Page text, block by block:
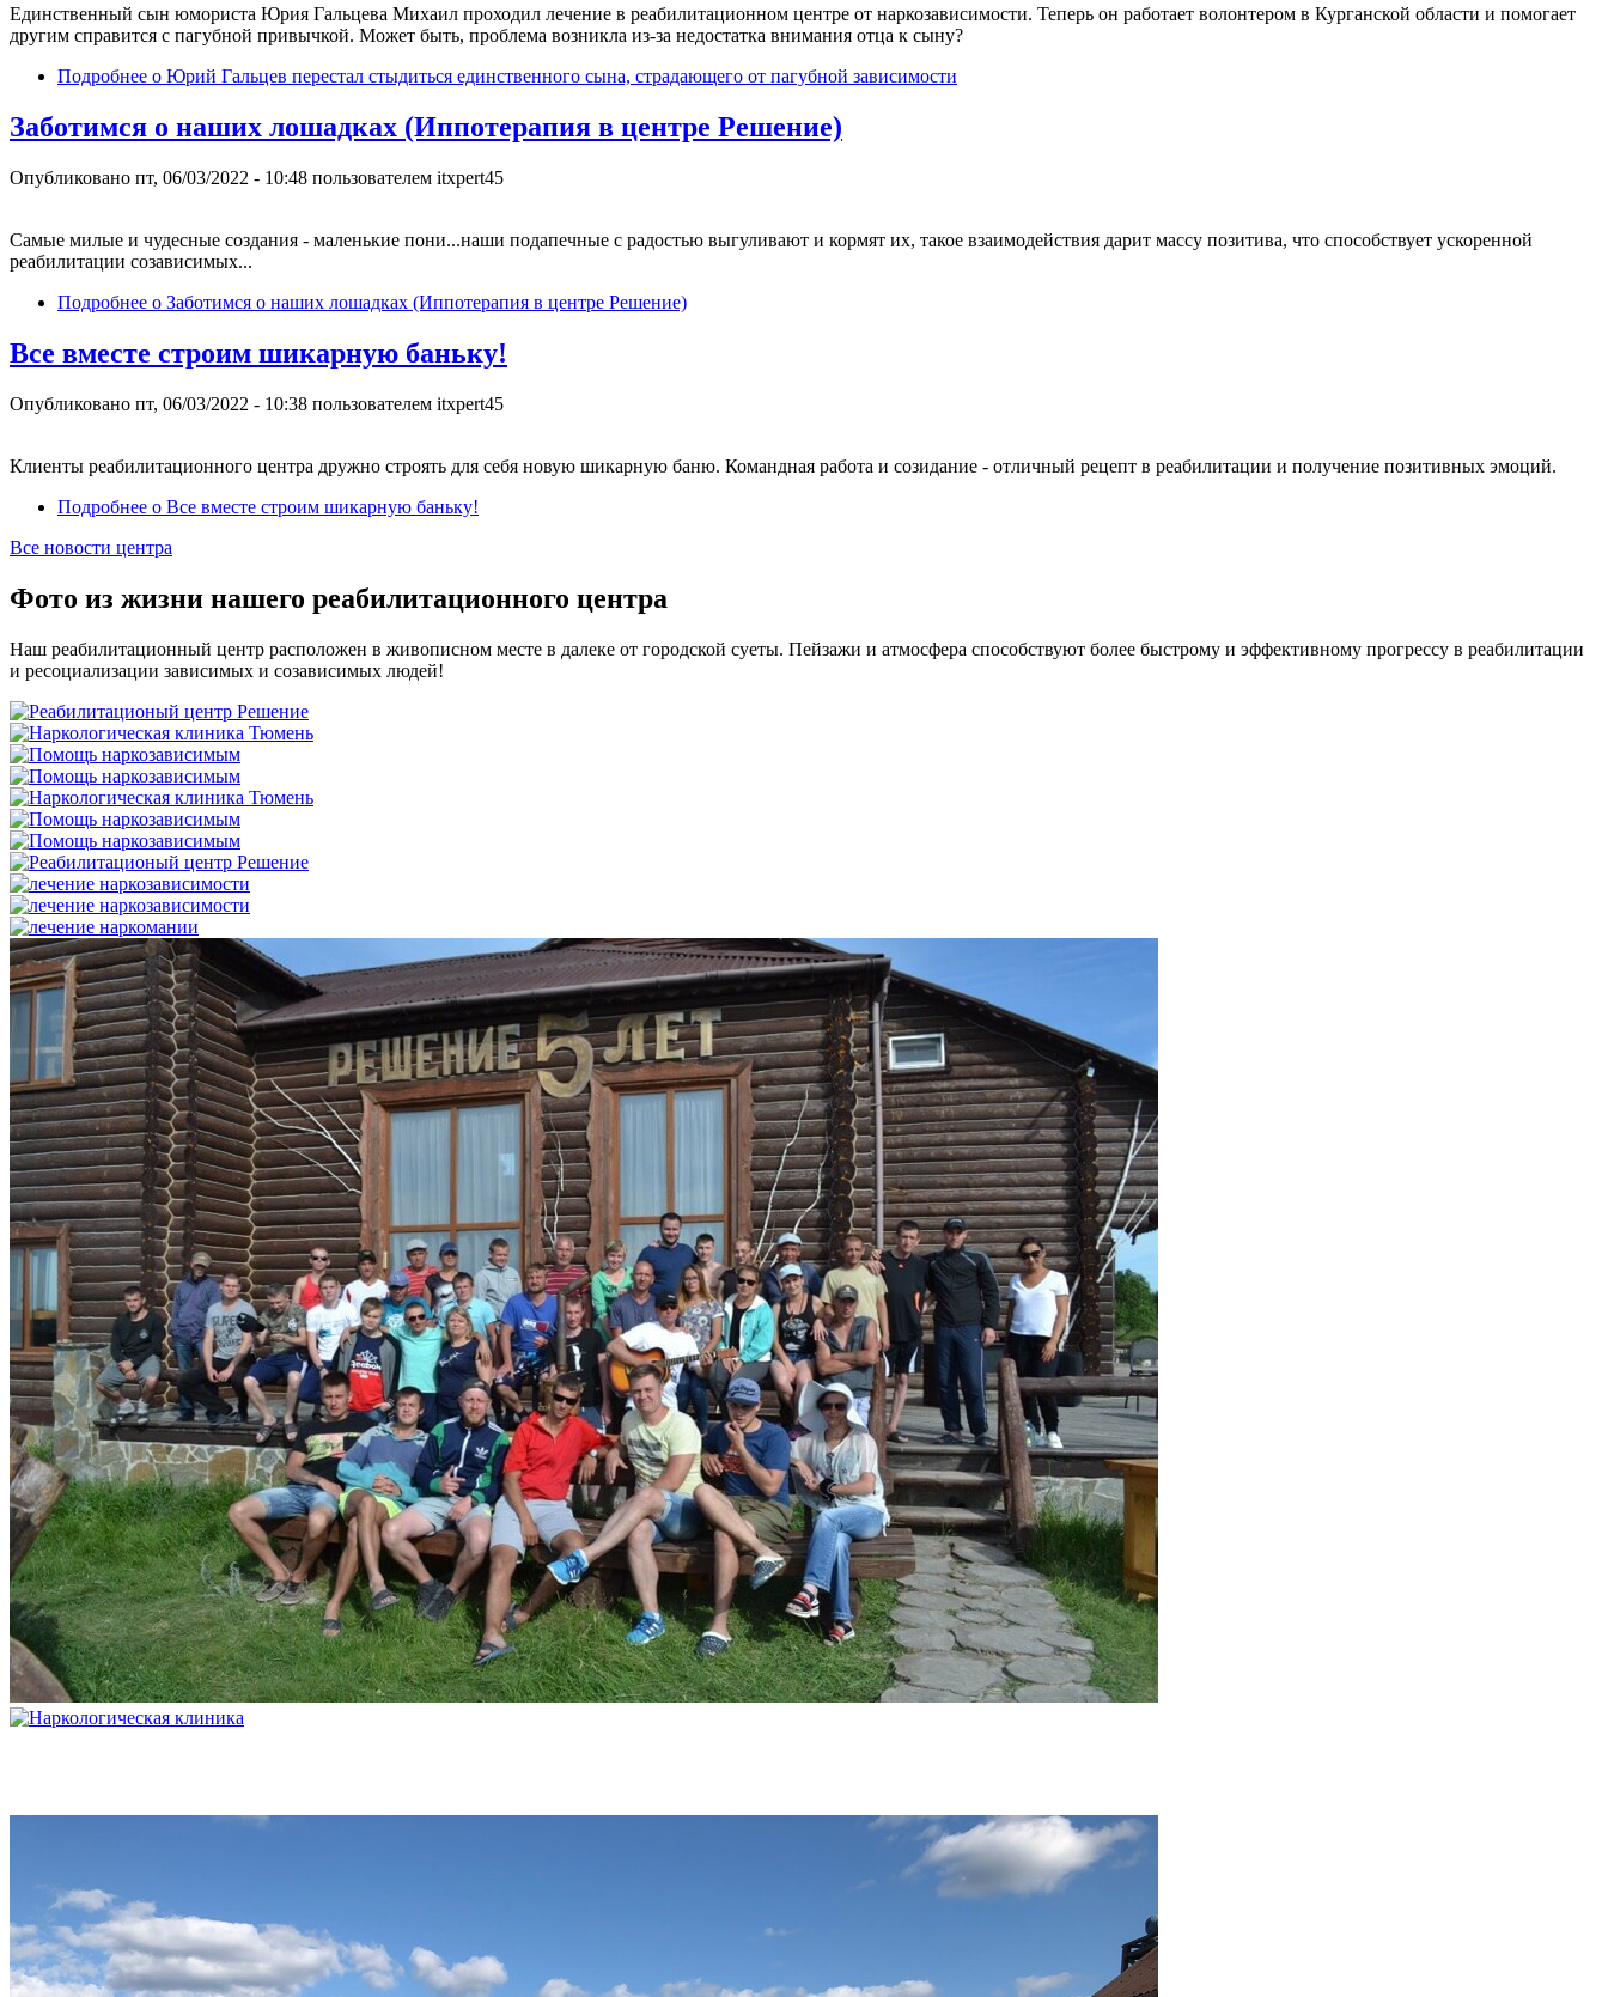
Единственный сын юмориста Юрия Гальцева Михаил проходил лечение в реабилитационном центре от наркозависимости. Теперь он работает волонтером в Курганской области и помогает
другим справится с пагубной привычкой. Может быть, проблема возникла из-за недостатка внимания отца к сыну?
Подробнее о Юрий Гальцев перестал стыдиться единственного сына, страдающего от пагубной зависимости
Заботимся о наших лошадках (Иппотерапия в центре Решение)
Опубликовано пт, 06/03/2022 - 10:48 пользователем itxpert45
Самые милые и чудесные создания - маленькие пони...наши подапечные с радостью выгуливают и кормят их, такое взаимодействия дарит массу позитива, что способствует ускоренной
реабилитации созависимых...
Подробнее о Заботимся о наших лошадках (Иппотерапия в центре Решение)
Все вместе строим шикарную баньку!
Опубликовано пт, 06/03/2022 - 10:38 пользователем itxpert45
Клиенты реабилитационного центра дружно строять для себя новую шикарную баню. Командная работа и созидание - отличный рецепт в реабилитации и получение позитивных эмоций.
Подробнее о Все вместе строим шикарную баньку!
Все новости центра
Фото из жизни нашего реабилитационного центра
Наш реабилитационный центр расположен в живописном месте в далеке от городской суеты. Пейзажи и атмосфера способствуют более быстрому и эффективному прогрессу в реабилитации
и ресоциализации зависимых и созависимых людей!